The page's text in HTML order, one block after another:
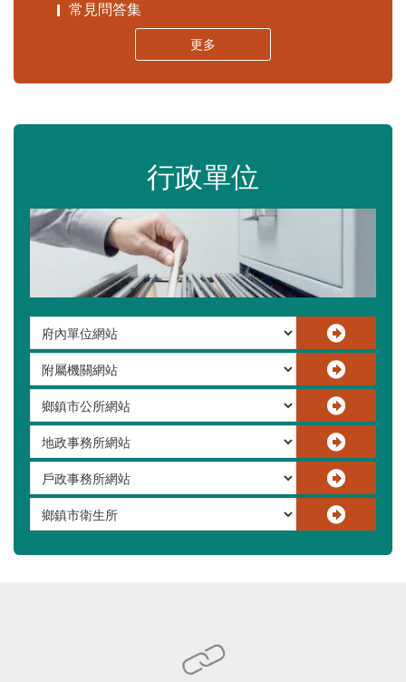
常見問答集
更多
行政單位